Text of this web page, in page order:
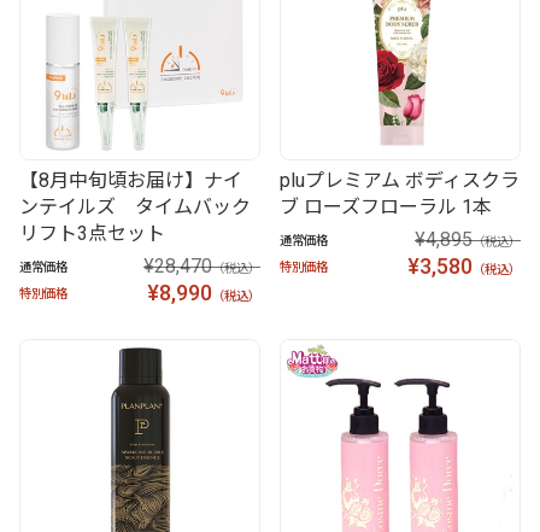
【8月中旬頃お届け】ナイ
ンテイルズ タイムバック
リフト3点セット
通常価格 ¥28,470（税込）
特別価格
¥8,990 （税込）
pluプレミアム ボディスクラ
ブ ローズフローラル 1本
通常価格 ¥4,895（税込）
特別価格
¥3,580 （税込）